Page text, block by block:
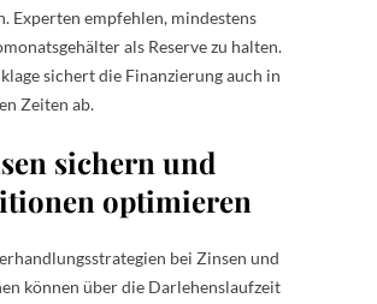
Experten empfehlen, mindestens
als Reserve zu halten.
sichert die Finanzierung auch in
Zeiten ab.
sichern und
optimieren
bei Zinsen und
können über die Darlehenslaufzeit